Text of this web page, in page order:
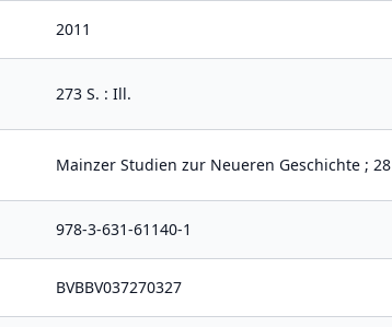
2011
273 S. : Ill.
Mainzer Studien zur Neueren Geschichte ; 28
978-3-631-61140-1
BVBBV037270327